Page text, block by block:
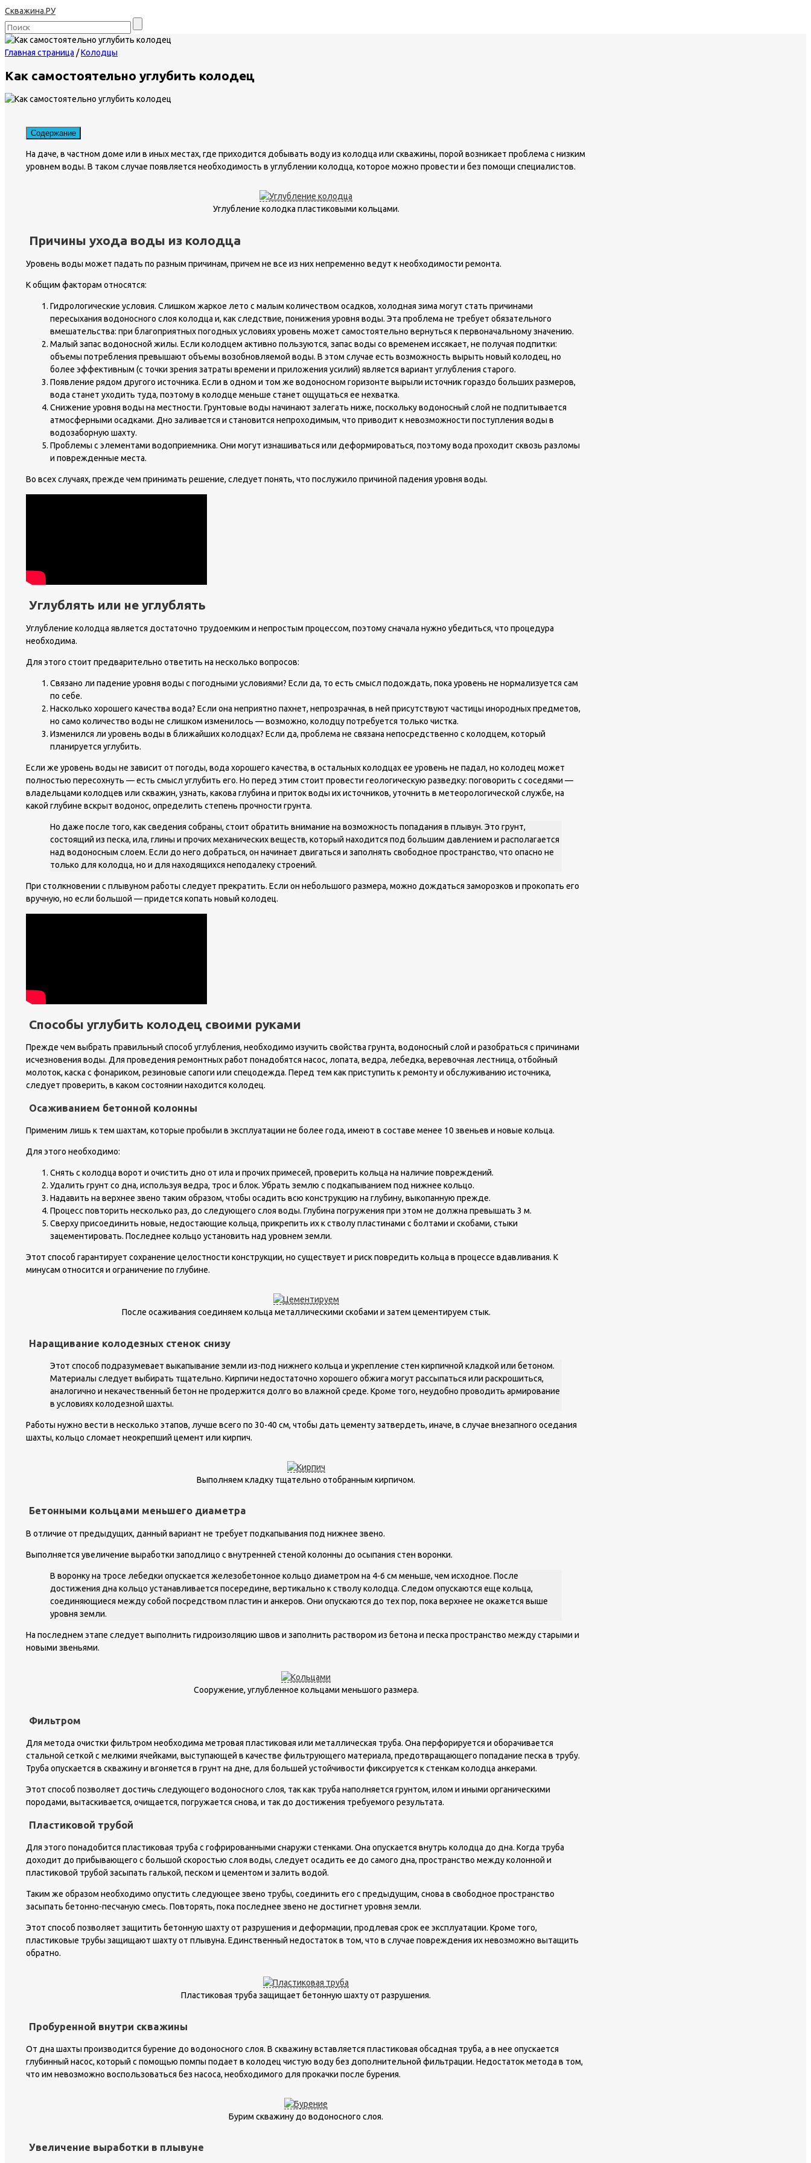
Скважина.РУ
Главная страница /Колодцы
Как самостоятельно углубить колодец
Содержание
На даче, в частном доме или в иных местах, где приходится добывать воду из колодца или скважины, порой возникает проблема с низким
уровнем воды. В таком случае появляется необходимость в углублении колодца, которое можно провести и без помощи специалистов.
Углубление колодка пластиковыми кольцами.
Причины ухода воды из колодца
Уровень воды может падать по разным причинам, причем не все из них непременно ведут к необходимости ремонта.
К общим факторам относятся:
Гидрологические условия. Слишком жаркое лето с малым количеством осадков, холодная зима могут стать причинами
пересыхания водоносного слоя колодца и, как следствие, понижения уровня воды. Эта проблема не требует обязательного
вмешательства: при благоприятных погодных условиях уровень может самостоятельно вернуться к первоначальному значению.
Малый запас водоносной жилы. Если колодцем активно пользуются, запас воды со временем иссякает, не получая подпитки:
объемы потребления превышают объемы возобновляемой воды. В этом случае есть возможность вырыть новый колодец, но
более эффективным (с точки зрения затраты времени и приложения усилий) является вариант углубления старого.
Появление рядом другого источника. Если в одном и том же водоносном горизонте вырыли источник гораздо больших размеров,
вода станет уходить туда, поэтому в колодце меньше станет ощущаться ее нехватка.
Снижение уровня воды на местности. Грунтовые воды начинают залегать ниже, поскольку водоносный слой не подпитывается
атмосферными осадками. Дно заливается и становится непроходимым, что приводит к невозможности поступления воды в
водозаборную шахту.
Проблемы с элементами водоприемника. Они могут изнашиваться или деформироваться, поэтому вода проходит сквозь разломы
и поврежденные места.
Во всех случаях, прежде чем принимать решение, следует понять, что послужило причиной падения уровня воды.
Углублять или не углублять
Углубление колодца является достаточно трудоемким и непростым процессом, поэтому сначала нужно убедиться, что процедура
необходима.
Для этого стоит предварительно ответить на несколько вопросов:
Связано ли падение уровня воды с погодными условиями? Если да, то есть смысл подождать, пока уровень не нормализуется сам
по себе.
Насколько хорошего качества вода? Если она неприятно пахнет, непрозрачная, в ней присутствуют частицы инородных предметов,
но само количество воды не слишком изменилось — возможно, колодцу потребуется только чистка.
Изменился ли уровень воды в ближайших колодцах? Если да, проблема не связана непосредственно с колодцем, который
планируется углубить.
Если же уровень воды не зависит от погоды, вода хорошего качества, в остальных колодцах ее уровень не падал, но колодец может
полностью пересохнуть — есть смысл углубить его. Но перед этим стоит провести геологическую разведку: поговорить с соседями —
владельцами колодцев или скважин, узнать, какова глубина и приток воды их источников, уточнить в метеорологической службе, на
какой глубине вскрыт водонос, определить степень прочности грунта.
Но даже после того, как сведения собраны, стоит обратить внимание на возможность попадания в плывун. Это грунт,
состоящий из песка, ила, глины и прочих механических веществ, который находится под большим давлением и располагается
над водоносным слоем. Если до него добраться, он начинает двигаться и заполнять свободное пространство, что опасно не
только для колодца, но и для находящихся неподалеку строений.
При столкновении с плывуном работы следует прекратить. Если он небольшого размера, можно дождаться заморозков и прокопать его
вручную, но если большой — придется копать новый колодец.
Способы углубить колодец своими руками
Прежде чем выбрать правильный способ углубления, необходимо изучить свойства грунта, водоносный слой и разобраться с причинами
исчезновения воды. Для проведения ремонтных работ понадобятся насос, лопата, ведра, лебедка, веревочная лестница, отбойный
молоток, каска с фонариком, резиновые сапоги или спецодежда. Перед тем как приступить к ремонту и обслуживанию источника,
следует проверить, в каком состоянии находится колодец.
Осаживанием бетонной колонны
Применим лишь к тем шахтам, которые пробыли в эксплуатации не более года, имеют в составе менее 10 звеньев и новые кольца.
Для этого необходимо:
Снять с колодца ворот и очистить дно от ила и прочих примесей, проверить кольца на наличие повреждений.
Удалить грунт со дна, используя ведра, трос и блок. Убрать землю с подкапыванием под нижнее кольцо.
Надавить на верхнее звено таким образом, чтобы осадить всю конструкцию на глубину, выкопанную прежде.
Процесс повторить несколько раз, до следующего слоя воды. Глубина погружения при этом не должна превышать 3 м.
Сверху присоединить новые, недостающие кольца, прикрепить их к стволу пластинами с болтами и скобами, стыки
зацементировать. Последнее кольцо установить над уровнем земли.
Этот способ гарантирует сохранение целостности конструкции, но существует и риск повредить кольца в процессе вдавливания. К
минусам относится и ограничение по глубине.
После осаживания соединяем кольца металлическими скобами и затем цементируем стык.
Наращивание колодезных стенок снизу
Этот способ подразумевает выкапывание земли из-под нижнего кольца и укрепление стен кирпичной кладкой или бетоном.
Материалы следует выбирать тщательно. Кирпичи недостаточно хорошего обжига могут рассыпаться или раскрошиться,
аналогично и некачественный бетон не продержится долго во влажной среде. Кроме того, неудобно проводить армирование
в условиях колодезной шахты.
Работы нужно вести в несколько этапов, лучше всего по 30-40 см, чтобы дать цементу затвердеть, иначе, в случае внезапного оседания
шахты, кольцо сломает неокрепший цемент или кирпич.
Выполняем кладку тщательно отобранным кирпичом.
Бетонными кольцами меньшего диаметра
В отличие от предыдущих, данный вариант не требует подкапывания под нижнее звено.
Выполняется увеличение выработки заподлицо с внутренней стеной колонны до осыпания стен воронки.
В воронку на тросе лебедки опускается железобетонное кольцо диаметром на 4-6 см меньше, чем исходное. После
достижения дна кольцо устанавливается посередине, вертикально к стволу колодца. Следом опускаются еще кольца,
соединяющиеся между собой посредством пластин и анкеров. Они опускаются до тех пор, пока верхнее не окажется выше
уровня земли.
На последнем этапе следует выполнить гидроизоляцию швов и заполнить раствором из бетона и песка пространство между старыми и
новыми звеньями.
Сооружение, углубленное кольцами меньшого размера.
Фильтром
Для метода очистки фильтром необходима метровая пластиковая или металлическая труба. Она перфорируется и оборачивается
стальной сеткой с мелкими ячейками, выступающей в качестве фильтрующего материала, предотвращающего попадание песка в трубу.
Труба опускается в скважину и вгоняется в грунт на дне, для большей устойчивости фиксируется к стенкам колодца анкерами.
Этот способ позволяет достичь следующего водоносного слоя, так как труба наполняется грунтом, илом и иными органическими
породами, вытаскивается, очищается, погружается снова, и так до достижения требуемого результата.
Пластиковой трубой
Для этого понадобится пластиковая труба с гофрированными снаружи стенками. Она опускается внутрь колодца до дна. Когда труба
доходит до прибывающего с большой скоростью слоя воды, следует осадить ее до самого дна, пространство между колонной и
пластиковой трубой засыпать галькой, песком и цементом и залить водой.
Таким же образом необходимо опустить следующее звено трубы, соединить его с предыдущим, снова в свободное пространство
засыпать бетонно-песчаную смесь. Повторять, пока последнее звено не достигнет уровня земли.
Этот способ позволяет защитить бетонную шахту от разрушения и деформации, продлевая срок ее эксплуатации. Кроме того,
пластиковые трубы защищают шахту от плывуна. Единственный недостаток в том, что в случае повреждения их невозможно вытащить
обратно.
Пластиковая труба защищает бетонную шахту от разрушения.
Пробуренной внутри скважины
От дна шахты производится бурение до водоносного слоя. В скважину вставляется пластиковая обсадная труба, а в нее опускается
глубинный насос, который с помощью помпы подает в колодец чистую воду без дополнительной фильтрации. Недостаток метода в том,
что им невозможно воспользоваться без насоса, необходимого для прокачки после бурения.
Бурим скважину до водоносного слоя.
Увеличение выработки в плывуне